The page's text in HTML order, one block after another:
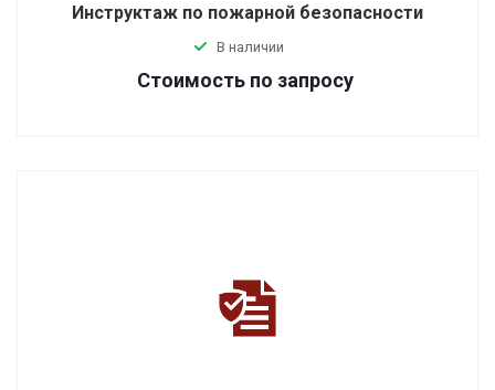
Инструктаж по пожарной безопасности
В наличии
Стоимость по запросу